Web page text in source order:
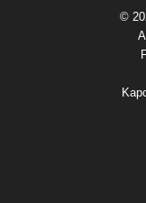
©